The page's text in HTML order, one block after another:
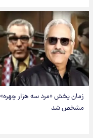
زمان پخش «مرد سه هزار چهره»
مشخص شد